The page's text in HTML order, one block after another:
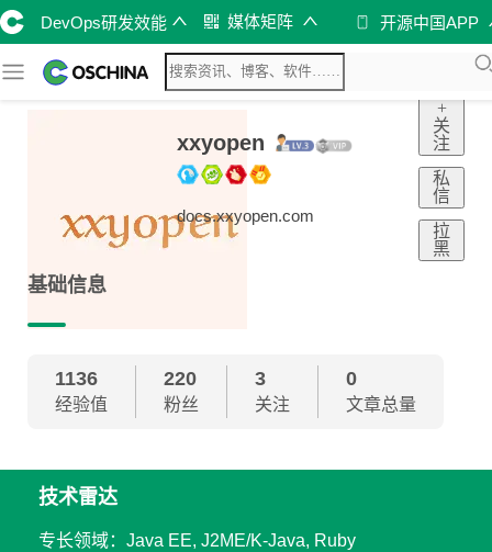
DevOps研发效能 媒体矩阵 开源中国APP
xxyopen
docs.xxyopen.com
+
关
注
私
信
拉
黑
基础信息
1136
经验值
220
粉丝
3
关注
0
文章总量
技术雷达
专长领域：Java EE, J2ME/K-Java, Ruby